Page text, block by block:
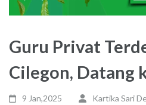
Guru Privat
Cilegon, Datang
9 Jan,2025
Kartika Sari